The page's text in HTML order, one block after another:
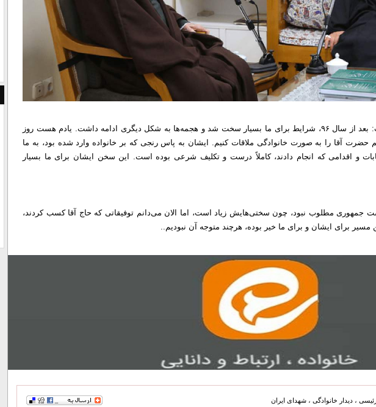
دختر شهید آیت‌الله رئیسی گفت: بعد از سال ۹۶، شرایط برای ما بسیار سخت شد و هجمه‌ها به شکل دیگری ادامه داشت. یادم هست روز
حضرت آقا را به صورت خانوادگی ملاقات کنیم. ایشان به پاس رنجی که بر خانواده وارد شده بود، به ما
و اقدامی که انجام دادند، کاملاً درست و تکلیف شرعی بوده است. این سخن ایشان برای ما بسیار
جمهوری مطلوب نبود، چون سختی‌هایش زیاد است، اما الان می‌دانم توفیقاتی که حاج آقا کسب کردند،
مسیر برای ایشان و برای ما خیر بوده، هرچند متوجه آن نبودیم..
، دیدار خانوادگی ، شهدای ایران